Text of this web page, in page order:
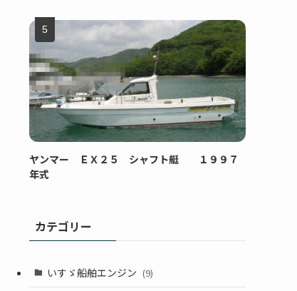
ヤンマー ＥＸ２５ シャフト艇 １９９７
年式
カテゴリー
いすゞ船舶エンジン (9)